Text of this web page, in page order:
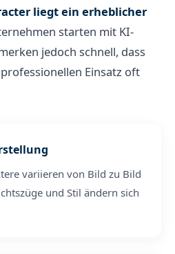
liegt ein erheblicher
starten mit KI-
jedoch schnell, dass
Einsatz oft
variieren von Bild zu Bild
und Stil ändern sich